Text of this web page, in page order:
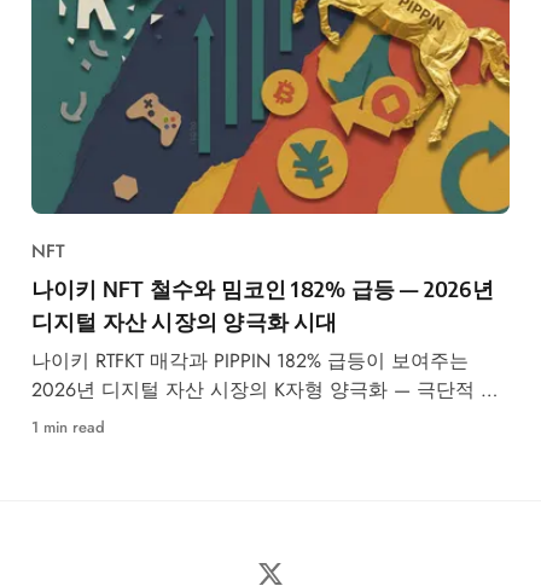
NFT
나이키 NFT 철수와 밈코인 182% 급등 — 2026년
디지털 자산 시장의 양극화 시대
나이키 RTFKT 매각과 PIPPIN 182% 급등이 보여주는
2026년 디지털 자산 시장의 K자형 양극화 — 극단적 공
포 속 투자 전략 분석
1 min read